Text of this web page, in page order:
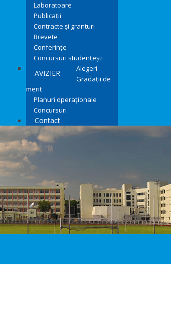
Laboratoare
Publicații
Contracte și granturi
Brevete
Conferințe
Concursuri studențești
AVIZIER
Alegeri
Gradații de
merit
Planuri operaționale
Concursuri
Contact